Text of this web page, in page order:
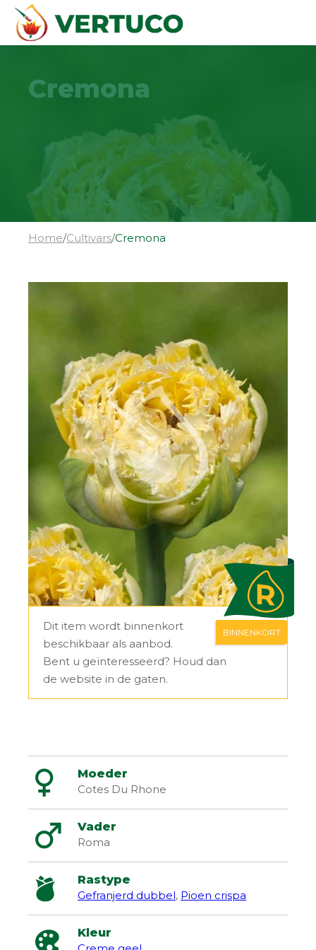
Cremona
Home/Cultivars/Cremona
Dit item wordt binnenkort
beschikbaar als aanbod.
Bent u geïnteresseerd? Houd dan
de website in de gaten.
BINNENKORT
Moeder
Cotes Du Rhone
Vader
Roma
Rastype
Gefranjerd dubbel, Pioen crispa
Kleur